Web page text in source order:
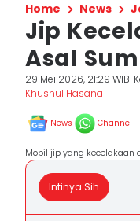
Home News
Jip
Asal
29 Mei 2026, 21:29 WIB
Khusnul Hasana
News Channel
Mobil jip yang kecelakaan
Intinya Sih